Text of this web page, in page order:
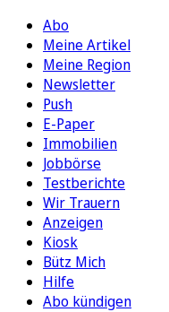
Abo
Meine Artikel
Meine Region
Newsletter
Push
E-Paper
Immobilien
Jobbörse
Testberichte
Wir Trauern
Anzeigen
Kiosk
Bütz Mich
Hilfe
Abo kündigen